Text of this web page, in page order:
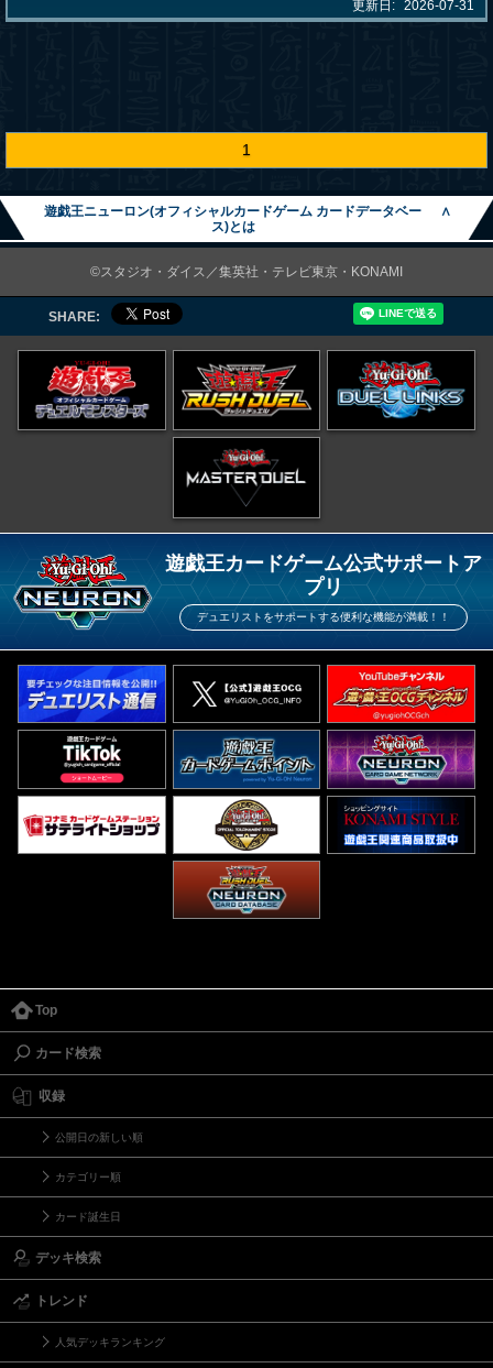
更新日: 2026-07-31
1
遊戯王ニューロン(オフィシャルカードゲーム カードデータベー
ス)とは
∧
©スタジオ・ダイス／集英社・テレビ東京・KONAMI
SHARE:
遊戯王カードゲーム公式サポートア
プリ
デュエリストをサポートする便利な機能が満載！！
Top
カード検索
収録
公開日の新しい順
カテゴリー順
カード誕生日
デッキ検索
トレンド
人気デッキランキング